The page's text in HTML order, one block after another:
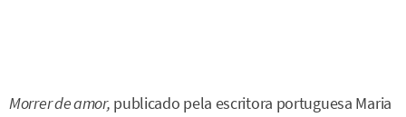
Morrer de amor, publicado pela escritora portuguesa Maria